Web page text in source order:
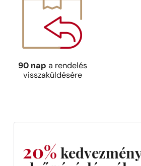
90 nap a rendelés
visszaküldésére
20%